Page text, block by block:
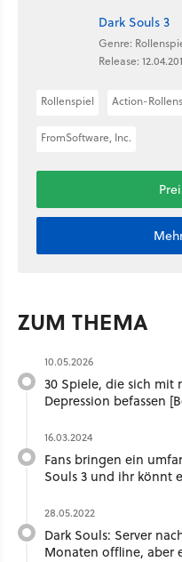
Dark Souls 3
Genre:
Release:
Rollenspiel Action-
FromSoftware, Inc.
ZUM THEMA
10.05.2026
30 Spiele, die sich mit
Depression befassen
16.03.2024
Fans bringen ein
Souls 3 und ihr könnt
28.05.2022
Dark Souls: Server
Monaten offline, aber